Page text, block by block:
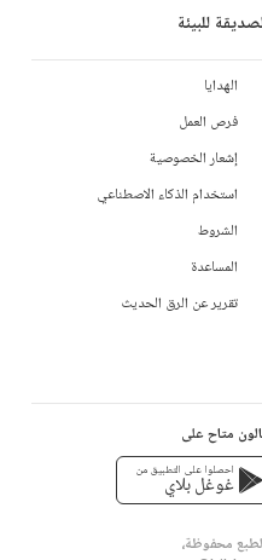
للبيئة
الهدايا
فرص العمل
إشعار الخصوصية
استخدام الذكاء الاصطناعي
الشروط
المساعدة
تقرير عن الرق الحديث
متاح على
احصلوا على التطبيق من
غوغل بلاي
محفوظة،